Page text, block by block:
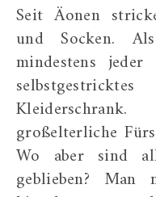
Seit Äonen stricken Omas Mützen, Schals
und Socken.
mindestens
großelterliche
Wo aber sind
geblieben? Man